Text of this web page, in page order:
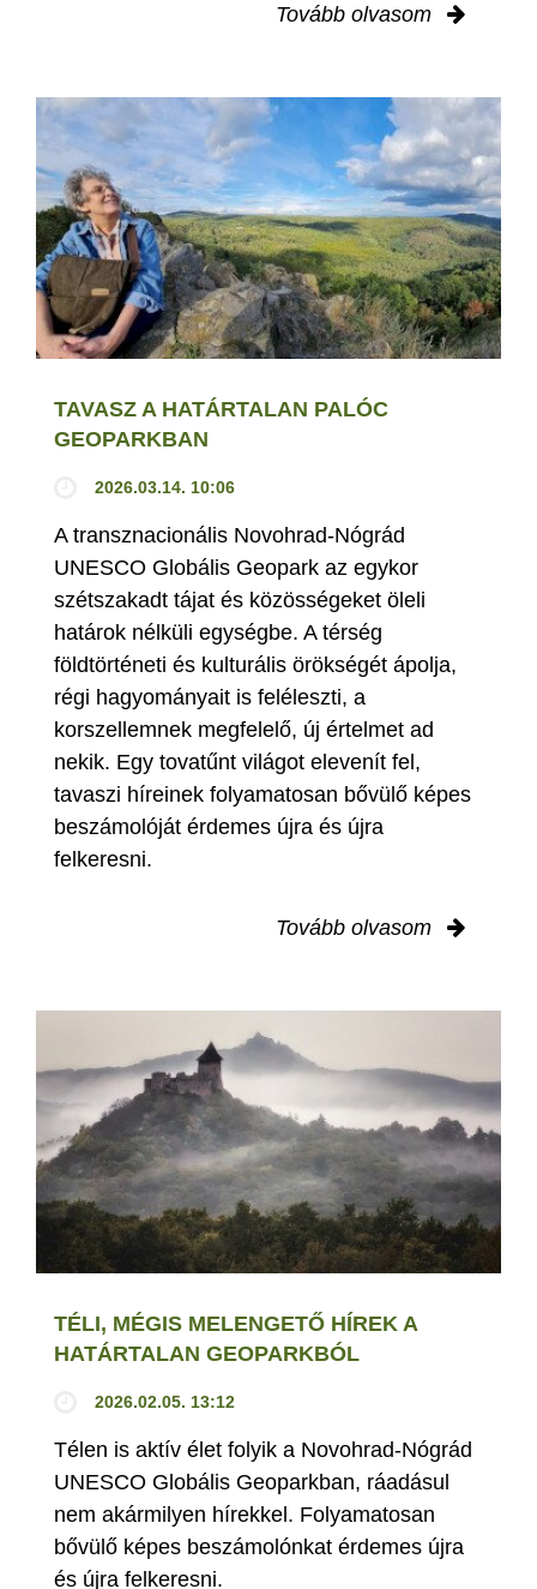
Tovább olvasom
TAVASZ A HATÁRTALAN PALÓC
GEOPARKBAN
2026.03.14. 10:06
A transznacionális Novohrad-Nógrád
UNESCO Globális Geopark az egykor
szétszakadt tájat és közösségeket öleli
határok nélküli egységbe. A térség
földtörténeti és kulturális örökségét ápolja,
régi hagyományait is feléleszti, a
korszellemnek megfelelő, új értelmet ad
nekik. Egy tovatűnt világot elevenít fel,
tavaszi híreinek folyamatosan bővülő képes
beszámolóját érdemes újra és újra
felkeresni.
Tovább olvasom
TÉLI, MÉGIS MELENGETŐ HÍREK A
HATÁRTALAN GEOPARKBÓL
2026.02.05. 13:12
Télen is aktív élet folyik a Novohrad-Nógrád
UNESCO Globális Geoparkban, ráadásul
nem akármilyen hírekkel. Folyamatosan
bővülő képes beszámolónkat érdemes újra
és újra felkeresni.